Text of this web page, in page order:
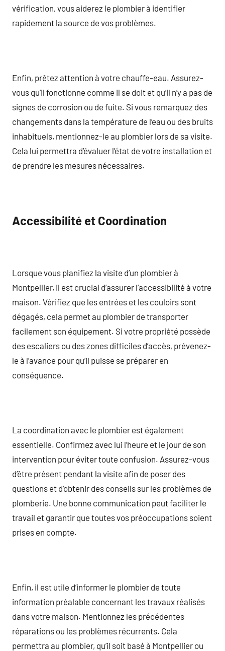
vérification, vous aiderez le plombier à identifier
rapidement la source de vos problèmes.
Enfin, prêtez attention à votre chauffe-eau. Assurez-
vous qu’il fonctionne comme il se doit et qu’il n’y a pas de
signes de corrosion ou de fuite. Si vous remarquez des
changements dans la température de l’eau ou des bruits
inhabituels, mentionnez-le au plombier lors de sa visite.
Cela lui permettra d’évaluer l’état de votre installation et
de prendre les mesures nécessaires.
Accessibilité et Coordination
Lorsque vous planifiez la visite d’un plombier à
Montpellier, il est crucial d’assurer l’accessibilité à votre
maison. Vérifiez que les entrées et les couloirs sont
dégagés, cela permet au plombier de transporter
facilement son équipement. Si votre propriété possède
des escaliers ou des zones difficiles d’accès, prévenez-
le à l’avance pour qu’il puisse se préparer en
conséquence.
La coordination avec le plombier est également
essentielle. Confirmez avec lui l’heure et le jour de son
intervention pour éviter toute confusion. Assurez-vous
d’être présent pendant la visite afin de poser des
questions et d’obtenir des conseils sur les problèmes de
plomberie. Une bonne communication peut faciliter le
travail et garantir que toutes vos préoccupations soient
prises en compte.
Enfin, il est utile d’informer le plombier de toute
information préalable concernant les travaux réalisés
dans votre maison. Mentionnez les précédentes
réparations ou les problèmes récurrents. Cela
permettra au plombier, qu’il soit basé à Montpellier ou